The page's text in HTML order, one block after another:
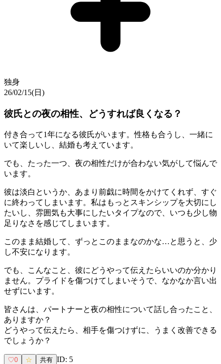
独身
26/02/15(日)
彼氏との夜の相性、どうすれば良くなる？
付き合って1年になる彼氏がいます。性格も合うし、一緒に
いて楽しいし、結婚も考えています。
でも、たった一つ、夜の相性だけが合わない気がして悩んで
います。
彼は淡白というか、あまり前戯に時間をかけてくれず、すぐ
に終わってしまいます。私はもっとスキンシップを大切にし
たいし、雰囲気も大事にしたいタイプなので、いつも少し物
足りなさを感じてしまいます。
このまま結婚して、ずっとこのままなのかな…と思うと、少
し不安になります。
でも、こんなこと、彼にどうやって伝えたらいいのか分かり
ません。プライドを傷つけてしまいそうで、なかなか言い出
せずにいます。
皆さんは、パートナーと夜の相性について話し合ったこと、
ありますか？
どうやって伝えたら、相手を傷つけずに、うまく改善できる
でしょうか？
♡0 ☆ 共有 ID: 5